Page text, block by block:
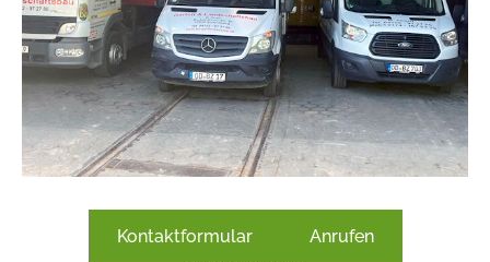
Kontaktformular Anrufen